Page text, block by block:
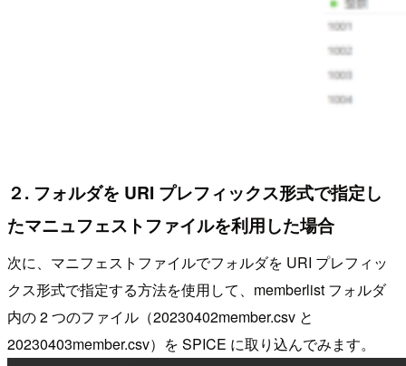
２. フォルダを URI プレフィックス形式で指定し
たマニュフェストファイルを利用した場合
次に、マニフェストファイルでフォルダを URI プレフィッ
クス形式で指定する方法を使用して、memberlist フォルダ
内の 2 つのファイル（20230402member.csv と
20230403member.csv）を SPICE に取り込んでみます。